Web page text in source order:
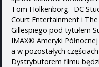
Tom Holkenborg. DC
Court Entertainment i
Gillespiego pod tytułem
IMAX® Ameryki
a w pozostałych
Dystrybutorem filmu